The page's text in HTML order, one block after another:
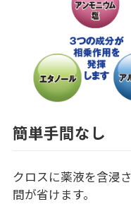
簡単手間なし
クロスに薬液を含浸
間が省けます。